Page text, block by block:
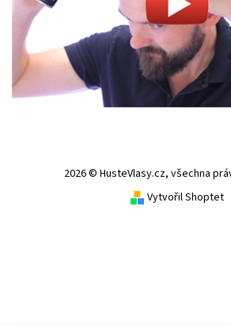
2026 © HusteVlasy.cz, všechna
Vytvořil Shoptet